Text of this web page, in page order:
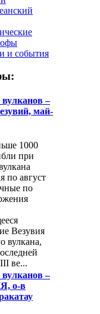
и события
–
май-
1000
при
по август
по
Везувия
вулкана,
ве...
–
о-в